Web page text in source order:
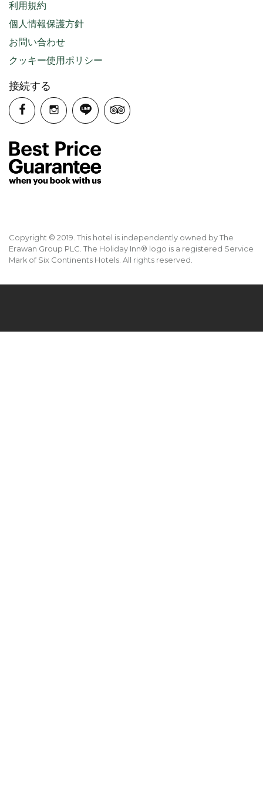
利用規約
個人情報保護方針
お問い合わせ
クッキー使用ポリシー
接続する
Copyright © 2019. This hotel is independently owned by The
Erawan Group PLC. The Holiday Inn® logo is a registered Service
Mark of Six Continents Hotels. All rights reserved.